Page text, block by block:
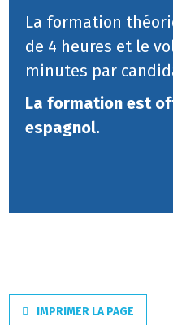
La formation
de 4 heures et le
minutes par
La formation est
espagnol.
IMPRIMER LA PAGE